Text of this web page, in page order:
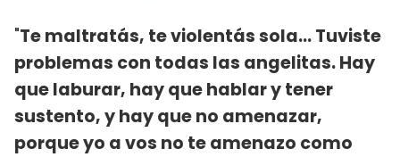
"Te maltratás, te violentás sola... Tuviste
problemas con todas las angelitas. Hay
que laburar, hay que hablar y tener
sustento, y hay que no amenazar,
porque yo a vos no te amenazo como